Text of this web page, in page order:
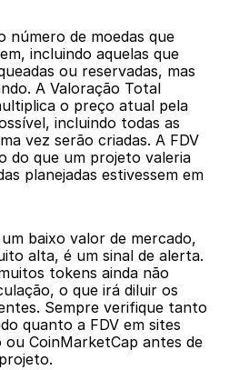
de moedas que
incluindo aquelas que
ou reservadas, mas
A Valoração Total
o preço atual pela
incluindo todas as
vez serão criadas. A FDV
do que um projeto valeria
planejadas estivessem em
baixo valor de mercado,
alta, é um sinal de alerta.
tokens ainda não
o que irá diluir os
Sempre verifique tanto
quanto a FDV em sites
ou CoinMarketCap antes de